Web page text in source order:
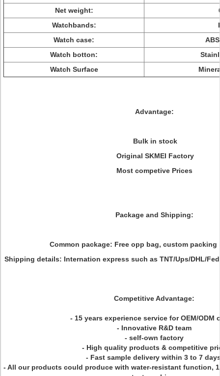
Net weight:
Watchbands:
Watch case:
Watch botton:
Watch Surface
Advantage:
Bulk in stock
Original SKMEI Factory
Most competive Prices
Package and Shipping:
Common package: Free opp bag, custom packing
Shipping details: Internation express such as TNT/Ups/DHL/
Competitive Advantage:
- 15 years experience service for OEM/ODM
- Innovative R&D team
- self-own factory
- High quality products & competitive
- Fast sample delivery within 3 to 7
- All our products could produce with water-resistant function,